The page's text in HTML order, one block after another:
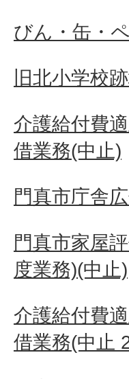
びん・缶・
旧北小学校
介護給付費
借業務(中止)
門真市庁舎
門真市家屋
度業務)(中止)
介護給付費
借業務(中止